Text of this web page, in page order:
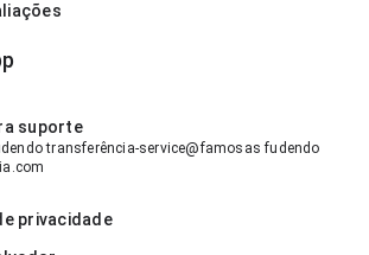
suporte
transferência-service@famosas fudendo
privacidade